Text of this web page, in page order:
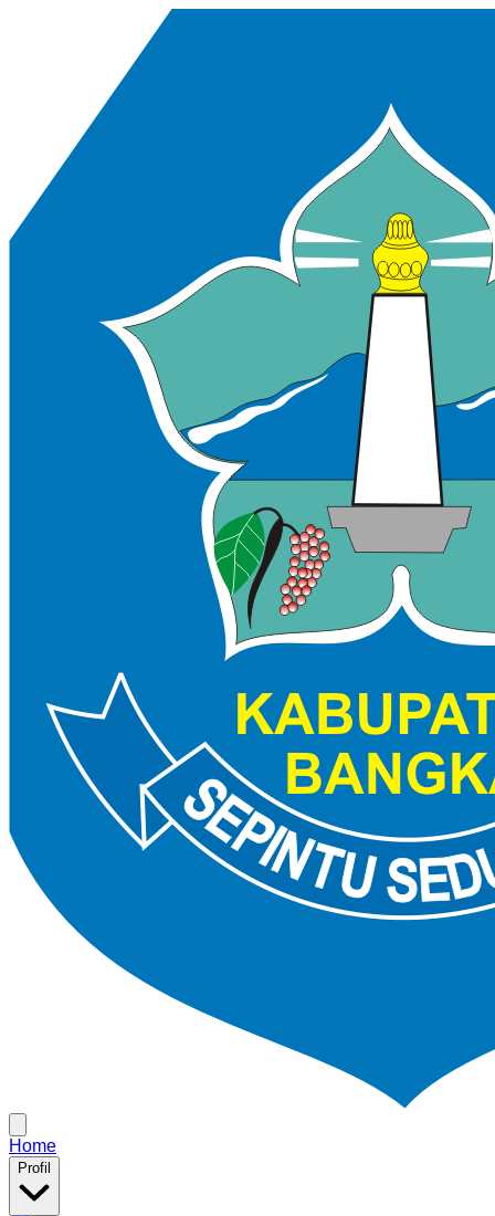
Home
Profil